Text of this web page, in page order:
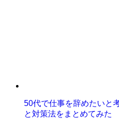
50代で仕事を辞めたいと
と対策法をまとめてみた